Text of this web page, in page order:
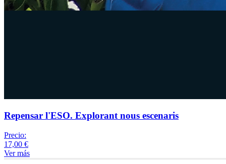
Repensar l'ESO. Explorant nous escenaris
Precio:
17,00 €
Ver más